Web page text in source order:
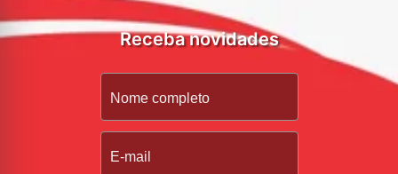
Receba novidades